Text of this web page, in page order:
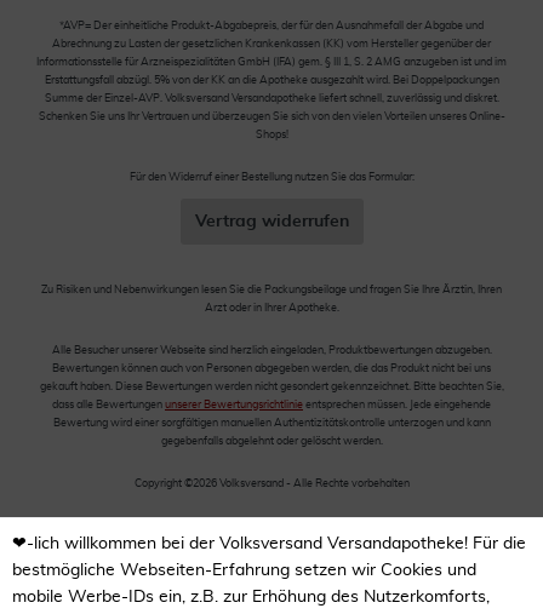
*AVP= Der einheitliche Produkt-Abgabepreis, der für den Ausnahmefall der Abgabe und
Abrechnung zu Lasten der gesetzlichen Krankenkassen (KK) vom Hersteller gegenüber der
Informationsstelle für Arzneispezialitäten GmbH (IFA) gem. § III 1, S. 2 AMG anzugeben ist und im
Erstattungsfall abzügl. 5% von der KK an die Apotheke ausgezahlt wird. Bei Doppelpackungen
Summe der Einzel-AVP. Volksversand Versandapotheke liefert schnell, zuverlässig und diskret.
Schenken Sie uns Ihr Vertrauen und überzeugen Sie sich von den vielen Vorteilen unseres Online-
Shops!
Für den Widerruf einer Bestellung nutzen Sie das Formular:
Vertrag widerrufen
Zu Risiken und Nebenwirkungen lesen Sie die Packungsbeilage und fragen Sie Ihre Ärztin, Ihren
Arzt oder in Ihrer Apotheke.
Alle Besucher unserer Webseite sind herzlich eingeladen, Produktbewertungen abzugeben.
Bewertungen können auch von Personen abgegeben werden, die das Produkt nicht bei uns
gekauft haben. Diese Bewertungen werden nicht gesondert gekennzeichnet. Bitte beachten Sie,
dass alle Bewertungen unserer Bewertungsrichtlinie entsprechen müssen. Jede eingehende
Bewertung wird einer sorgfältigen manuellen Authentizitätskontrolle unterzogen und kann
gegebenfalls abgelehnt oder gelöscht werden.
Copyright ©2026 Volksversand - Alle Rechte vorbehalten
❤-lich willkommen bei der Volksversand Versandapotheke! Für die
bestmögliche Webseiten-Erfahrung setzen wir Cookies und
mobile Werbe-IDs ein, z.B. zur Erhöhung des Nutzerkomforts,